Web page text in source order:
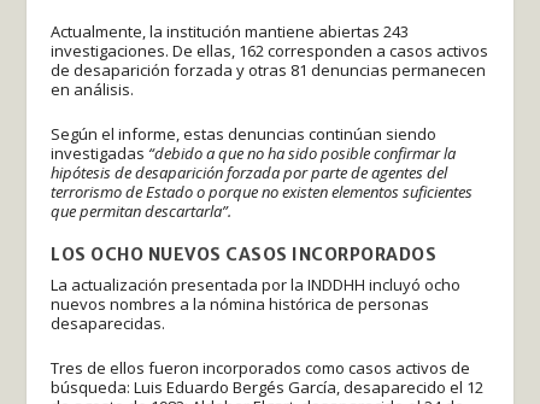
Actualmente, la institución mantiene abiertas 243
investigaciones. De ellas, 162 corresponden a casos activos
de desaparición forzada y otras 81 denuncias permanecen
en análisis.
Según el informe, estas denuncias continúan siendo
investigadas “debido a que no ha sido posible confirmar la
hipótesis de desaparición forzada por parte de agentes del
terrorismo de Estado o porque no existen elementos suficientes
que permitan descartarla”.
LOS OCHO NUEVOS CASOS INCORPORADOS
La actualización presentada por la INDDHH incluyó ocho
nuevos nombres a la nómina histórica de personas
desaparecidas.
Tres de ellos fueron incorporados como casos activos de
búsqueda: Luis Eduardo Bergés García, desaparecido el 12